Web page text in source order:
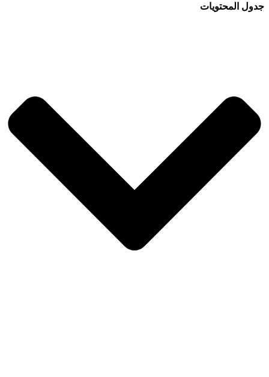
جدول المحتويات